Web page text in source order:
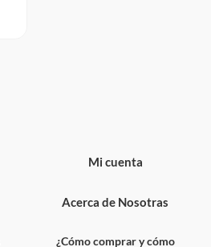
Mi cuenta
Acerca de Nosotras
¿Cómo comprar y cómo